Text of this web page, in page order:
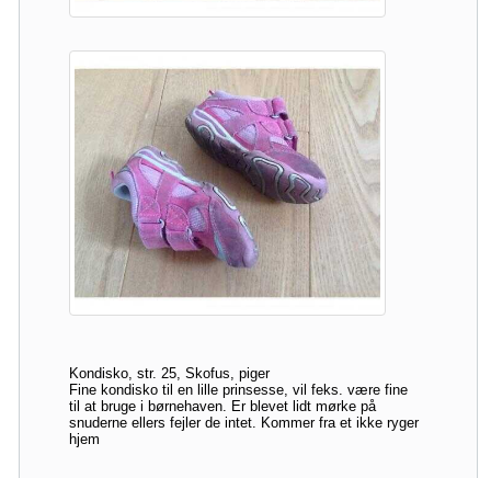
Kondisko, str. 25, Skofus, piger
Fine kondisko til en lille prinsesse, vil feks. være fine
til at bruge i børnehaven. Er blevet lidt mørke på
snuderne ellers fejler de intet. Kommer fra et ikke ryger
hjem